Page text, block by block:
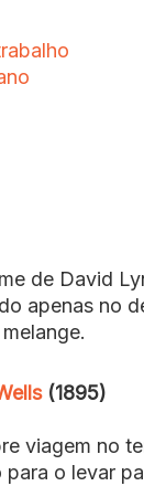
de David
apenas no
(1895)
viagem no
o levar